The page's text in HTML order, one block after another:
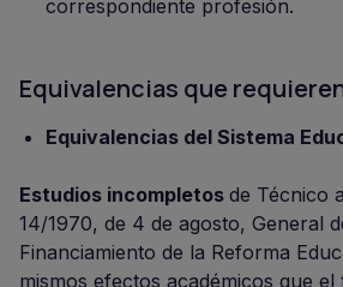
correspondiente profesión.
Equivalencias que
Equivalencias del Sistema
Estudios incompletos de Técnico
14/1970, de 4 de agosto, General
Financiamiento de la Reforma
mismos efectos académicos que